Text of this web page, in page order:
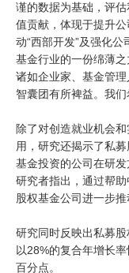
谨的数据为基础，评
值贡献，体现于提升
动“西部开发”及强化
基金行业的一份绵薄
诸如企业家、基金管
智囊团有所裨益。我
除了对创造就业机会
用，研究还揭示了私
基金投资的公司在研
研究者指出，通过帮
股权基金公司进一步
研究同时反映出私募
以28%的复合年增长
百分点。